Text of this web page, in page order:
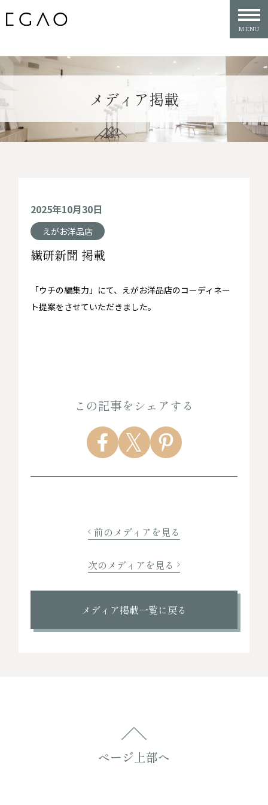
メディア掲載
2025年10月30日
えがお洋品店
繊研新聞 掲載
「ウチの編集力」にて、えがお洋品店のコーディネー
ト提案をさせていただきました。
この記事をシェアする
前のメディアを見る
次のメディアを見る
メディア掲載一覧に戻る
ページ上部へ